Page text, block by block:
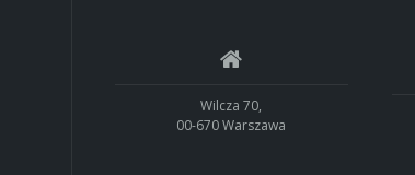
Wilcza 70,
00-670 Warszawa